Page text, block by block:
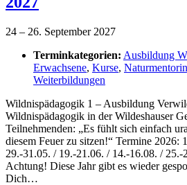
24 – 26. September 2027
Terminkategorien: Ausbildung
Erwachsene, Kurse,
Weiterbildungen
Wildnispädagogik 1 – Ausbildung
Wildnispädagogik in der Wildeshauser
Teilnehmenden: „Es fühlt sich einfach
diesem Feuer zu sitzen!“ Termine 2026:
29.-31.05. / 19.-21.06. / 14.-16.08. / 25.-
Achtung! Diese Jahr gibt es wieder
Dich…